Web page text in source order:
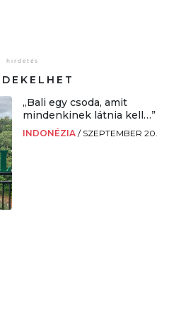
„Bali egy csoda, amit
mindenkinek látnia kell…”
INDONÉZIA / SZEPTEMBER 20.